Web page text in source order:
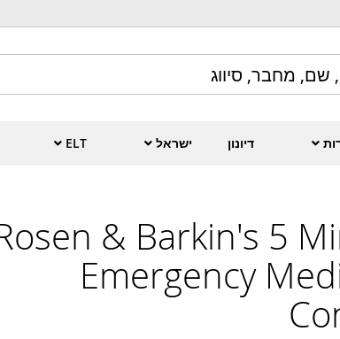
דיונון ישראל ELT
& Barkin's 5
Emergency